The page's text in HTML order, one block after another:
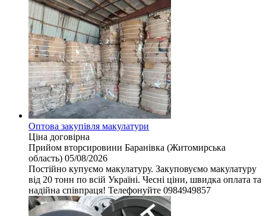
Оптова закупівля макулатури
Ціна договірна
Прийом вторсировини Баранівка (Житомирська
область) 05/08/2026
Постійно купуємо макулатуру. Закуповуємо макулатуру
від 20 тонн по всій Україні. Чесні ціни, швидка оплата та
надійна співпраця! Телефонуйте 0984949857